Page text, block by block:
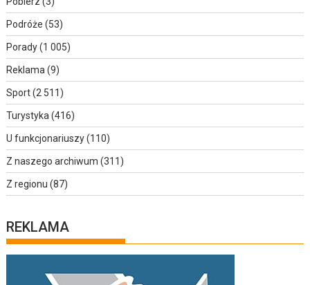
Podróże (53)
Porady(1 005)
Reklama(9)
Sport(2 511)
Turystyka(416)
U funkcjonariuszy(110)
Z naszego archiwum (311)
Z regionu (87)
REKLAMA